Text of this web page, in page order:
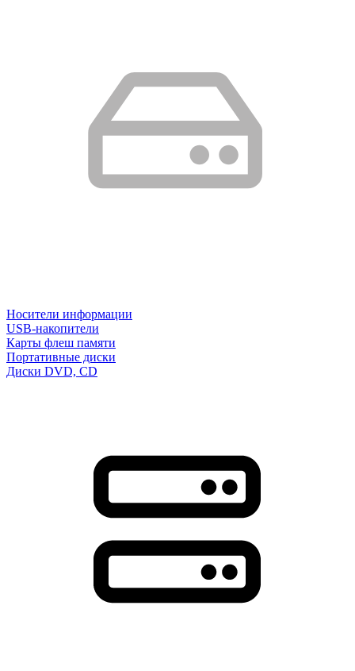
Носители информации
USB-накопители
Карты флеш памяти
Портативные диски
Диски DVD, CD